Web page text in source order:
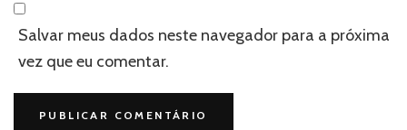
Salvar meus dados neste navegador para a próxima
vez que eu comentar.